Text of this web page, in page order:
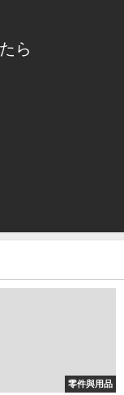
ら
零件與用品